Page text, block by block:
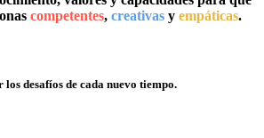
competentes, creativas y empáticas.
desafíos de cada nuevo tiempo.